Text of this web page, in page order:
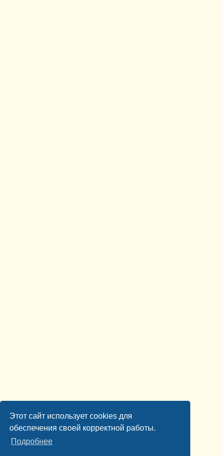
Этот сайт использует cookies для
обеспечения своей корректной работы.
Подробнее